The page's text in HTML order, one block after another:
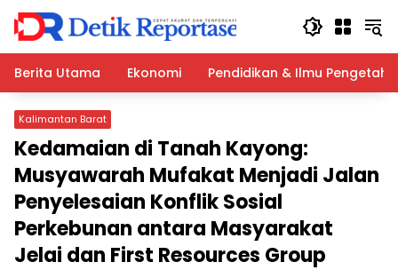
Langsung
konten
Berita Utama
Ekonomi Pendidikan & Ilmu
Kalimantan Barat
Kedamaian di Tanah Kayong:
Musyawarah Mufakat Menjadi Jalan
Penyelesaian Konflik Sosial
Perkebunan antara Masyarakat
Jelai dan First Resources Group